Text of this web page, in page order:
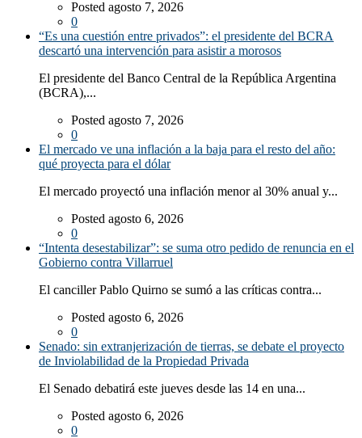
Posted agosto 7, 2026
0
“Es una cuestión entre privados”: el presidente del BCRA
descartó una intervención para asistir a morosos
El presidente del Banco Central de la República Argentina
(BCRA),...
Posted agosto 7, 2026
0
El mercado ve una inflación a la baja para el resto del año:
qué proyecta para el dólar
El mercado proyectó una inflación menor al 30% anual y...
Posted agosto 6, 2026
0
“Intenta desestabilizar”: se suma otro pedido de renuncia en el
Gobierno contra Villarruel
El canciller Pablo Quirno se sumó a las críticas contra...
Posted agosto 6, 2026
0
Senado: sin extranjerización de tierras, se debate el proyecto
de Inviolabilidad de la Propiedad Privada
El Senado debatirá este jueves desde las 14 en una...
Posted agosto 6, 2026
0